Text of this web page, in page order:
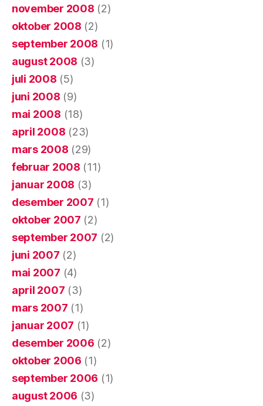
november 2008 (2)
oktober 2008 (2)
september 2008 (1)
august 2008 (3)
juli 2008 (5)
juni 2008 (9)
mai 2008 (18)
april 2008 (23)
mars 2008 (29)
februar 2008 (11)
januar 2008 (3)
desember 2007 (1)
oktober 2007 (2)
september 2007 (2)
juni 2007 (2)
mai 2007 (4)
april 2007 (3)
mars 2007 (1)
januar 2007 (1)
desember 2006 (2)
oktober 2006 (1)
september 2006 (1)
august 2006 (3)